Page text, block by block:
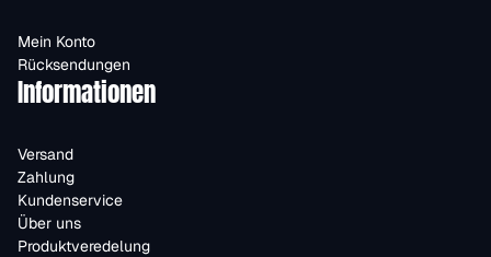
Mein Konto
Rücksendungen
Informationen
Versand
Zahlung
Kundenservice
Über uns
Produktveredelung